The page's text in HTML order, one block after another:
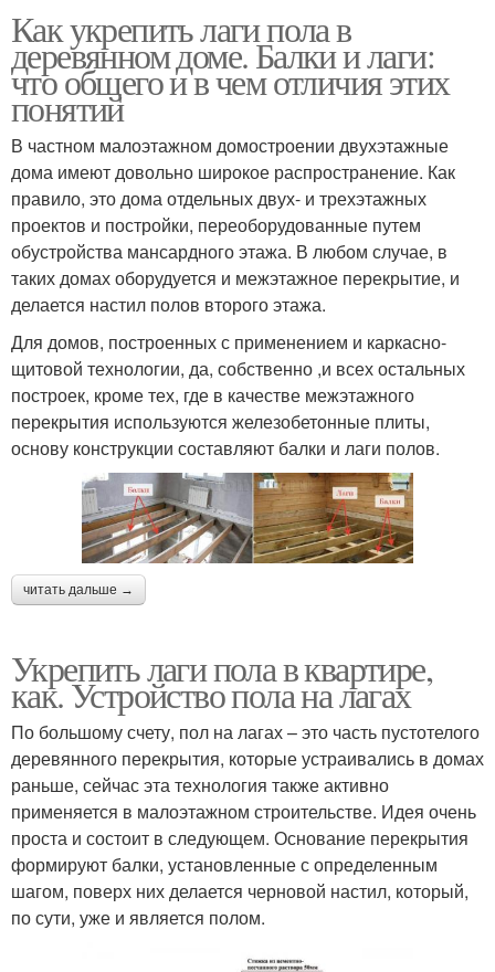
Как укрепить лаги пола в
деревянном доме. Балки и лаги:
что общего и в чем отличия этих
понятий
В частном малоэтажном домостроении двухэтажные
дома имеют довольно широкое распространение. Как
правило, это дома отдельных двух- и трехэтажных
проектов и постройки, переоборудованные путем
обустройства мансардного этажа. В любом случае, в
таких домах оборудуется и межэтажное перекрытие, и
делается настил полов второго этажа.
Для домов, построенных с применением и каркасно-
щитовой технологии, да, собственно ,и всех остальных
построек, кроме тех, где в качестве межэтажного
перекрытия используются железобетонные плиты,
основу конструкции составляют балки и лаги полов.
читать дальше →
Укрепить лаги пола в квартире,
как. Устройство пола на лагах
По большому счету, пол на лагах – это часть пустотелого
деревянного перекрытия, которые устраивались в домах
раньше, сейчас эта технология также активно
применяется в малоэтажном строительстве. Идея очень
проста и состоит в следующем. Основание перекрытия
формируют балки, установленные с определенным
шагом, поверх них делается черновой настил, который,
по сути, уже и является полом.